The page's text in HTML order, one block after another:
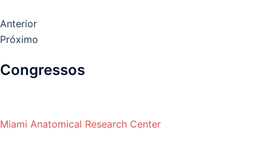
Anterior
Próximo
Congressos
Miami Anatomical Research Center